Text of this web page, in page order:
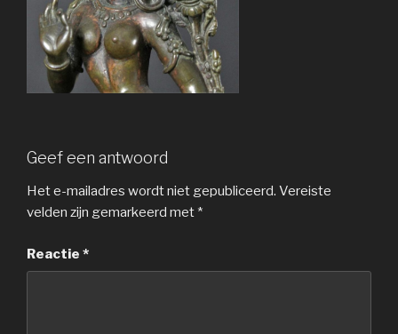
Geef een antwoord
Het e-mailadres wordt niet gepubliceerd. Vereiste
velden zijn gemarkeerd met *
Reactie *